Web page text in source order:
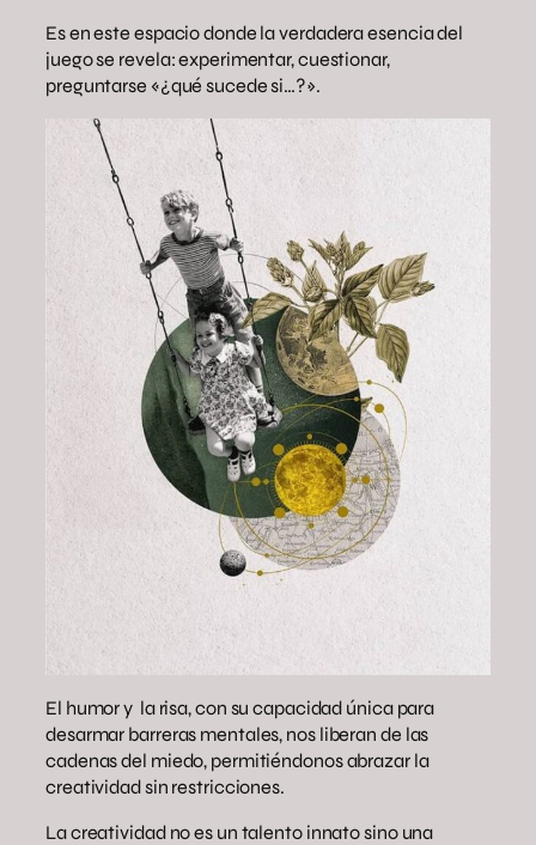
Es en este espacio donde la verdadera esencia del
juego se revela: experimentar, cuestionar,
preguntarse «¿qué sucede si…?».
El humor y la risa, con su capacidad única para
desarmar barreras mentales, nos liberan de las
cadenas del miedo, permitiéndonos abrazar la
creatividad sin restricciones.
La creatividad no es un talento innato sino una